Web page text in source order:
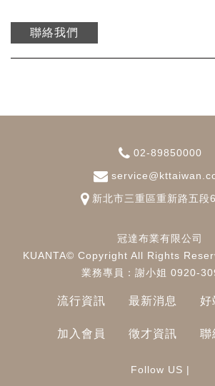
聯絡我們
02-89850000
新北市三重區重新路五段
冠達布業有限公司
KUANTA© Copyright All Rights
業務專員：謝小姐 0920-
流行資訊 最新消息 好
加入會員 徵才資訊 聯
Follow US |